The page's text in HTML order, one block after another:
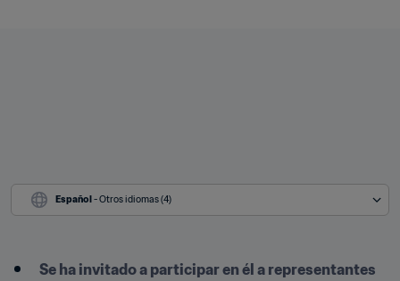
Español - Otros idiomas (4)
Se ha invitado a participar en él a representantes